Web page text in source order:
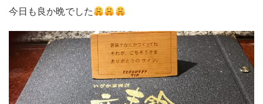
今日も良か晩でした